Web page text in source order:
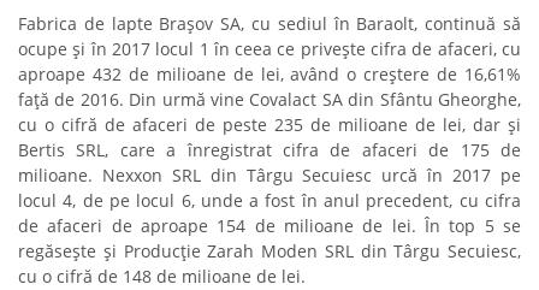
Fabrica de lapte Brașov SA, cu sediul în Baraolt, continuă să
ocupe și în 2017 locul 1 în ceea ce privește cifra de afaceri, cu
aproape 432 de milioane de lei, având o creștere de 16,61%
față de 2016. Din urmă vine Covalact SA din Sfântu Gheorghe,
cu o cifră de afaceri de peste 235 de milioane de lei, dar și
Bertis SRL, care a înregistrat cifra de afaceri de 175 de
milioane. Nexxon SRL din Târgu Secuiesc urcă în 2017 pe
locul 4, de pe locul 6, unde a fost în anul precedent, cu cifra
de afaceri de aproape 154 de milioane de lei. În top 5 se
regăsește și Producție Zarah Moden SRL din Târgu Secuiesc,
cu o cifră de 148 de milioane de lei.